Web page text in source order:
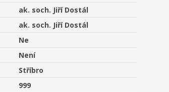
ak. soch. Jiří Dostál
ak. soch. Jiří Dostál
Ne
Není
Stříbro
999